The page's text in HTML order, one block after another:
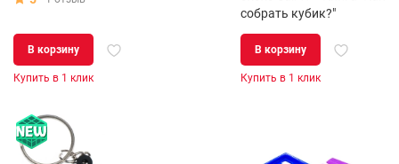
В корзину
Купить в 1 клик
собрать кубик?"
В корзину
Купить в 1 клик